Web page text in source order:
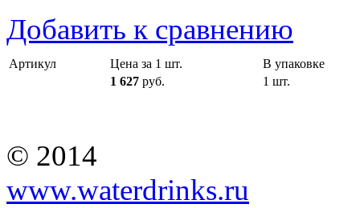
Добавить к сравнению
Артикул Цена за 1 шт.
В упаковке
1 627 руб. 1 шт.
© 2014
www.waterdrinks.ru